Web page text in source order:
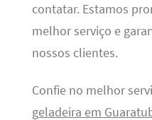
contatar. Estamos
melhor serviço e
nossos clientes.
Confie no melhor
geladeira em